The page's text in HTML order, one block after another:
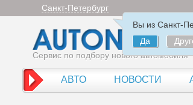
Санкт-Петербург
Вы из Санкт-
Да
Сервис по подбору нового автомобиля
АВТО НОВОСТИ